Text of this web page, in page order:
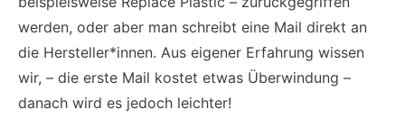
werden, oder aber man schreibt eine Mail direkt an
die Hersteller*innen. Aus eigener Erfahrung wissen
wir, – die erste Mail kostet etwas Überwindung –
danach wird es jedoch leichter!